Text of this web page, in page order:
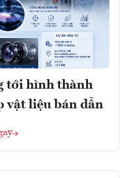
tới hình thành
vật liệu bán dẫn